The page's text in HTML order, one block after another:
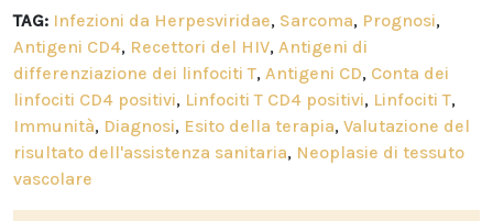
TAG: Infezioni da Herpesviridae, Sarcoma, Prognosi,
Antigeni CD4, Recettori del HIV, Antigeni di
differenziazione dei linfociti T, Antigeni CD, Conta dei
linfociti CD4 positivi, Linfociti T CD4 positivi, Linfociti T,
Immunità, Diagnosi, Esito della terapia, Valutazione del
risultato dell'assistenza sanitaria, Neoplasie di tessuto
vascolare